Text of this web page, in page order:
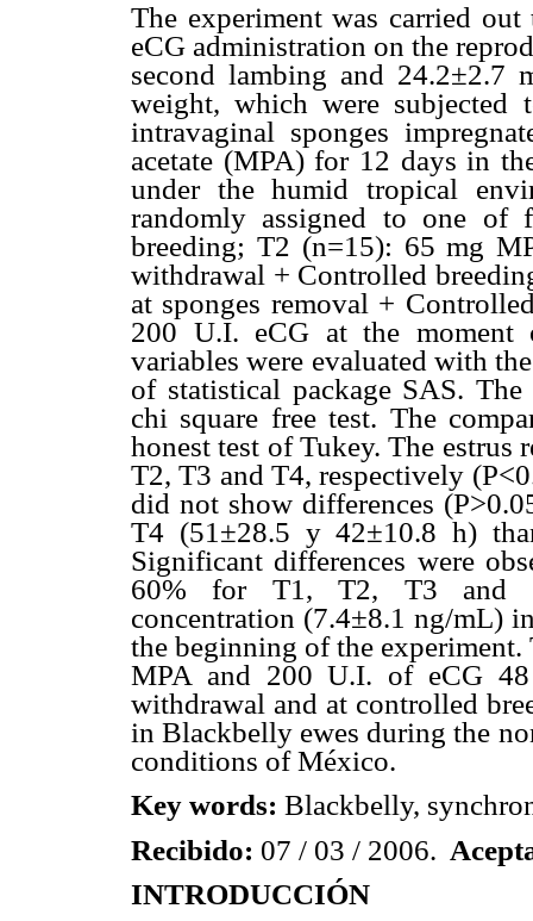
The experiment was carried
eCG administration on the
second lambing and 24.2±2.7
weight, which were subjected
intravaginal sponges
acetate (MPA) for 12 days in
under the humid tropical
randomly assigned to one of
breeding; T2 (n=15): 65 mg
withdrawal + Controlled
at sponges removal +
200 U.I. eCG at the moment
variables were evaluated with
of statistical package SAS.
chi square free test. The
honest test of Tukey. The
T2, T3 and T4, respectively
did not show differences
T4 (51±28.5 y 42±10.8 h)
Significant differences were
60% for T1, T2, T3 and
concentration (7.4±8.1 ng/mL)
the beginning of the
MPA and 200 U.I. of eCG 48
withdrawal and at controlled
in Blackbelly ewes during the
conditions of México.
Key words: Blackbelly,
Recibido: 07 / 03 / 2006.
INTRODUCCIÓN